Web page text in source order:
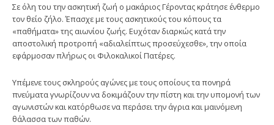
Σε όλη του την ασκητική ζωή ο μακάριος Γέροντας κράτησε ένθερμο
τον θείο ζήλο. Έπασχε με τους ασκητικούς του κόπους τα
«παθήματα» της αιωνίου ζωής. Ευχόταν διαρκώς κατά την
αποστολική προτροπή «αδιαλείπτως προσεύχεσθε», την οποία
εφάρμοσαν πλήρως οι Φιλοκαλικοί Πατέρες.
Υπέμενε τους σκληρούς αγώνες με τους οποίους τα πονηρά
πνεύματα γνωρίζουν να δοκιμάζουν την πίστη και την υπομονή των
αγωνιστών και κατόρθωσε να περάσει την άγρια και μαινόμενη
θάλασσα των παθών.